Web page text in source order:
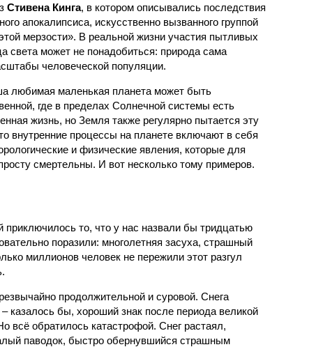
Стивена Кинга, в котором описывались последствия
апокалипсиса, искусственно вызванного группой
мерзости». В реальной жизни участия пытливых
света может не понадобиться: природа сама
человеческой популяции.
любимая маленькая планета может быть
где в пределах Солнечной системы есть
жизнь, но Земля также регулярно пытается эту
внутренние процессы на планете включают в себя
и физические явления, которые для
смертельны. И вот несколько тому примеров.
то, что у нас назвали бы тридцатью
поразили: многолетняя засуха, страшный
миллионов человек не пережили этот разгул
продолжительной и суровой. Снега
казалось бы, хороший знак после периода великой
всё обратилось катастрофой. Снег растаял,
паводок, быстро обернувшийся страшным